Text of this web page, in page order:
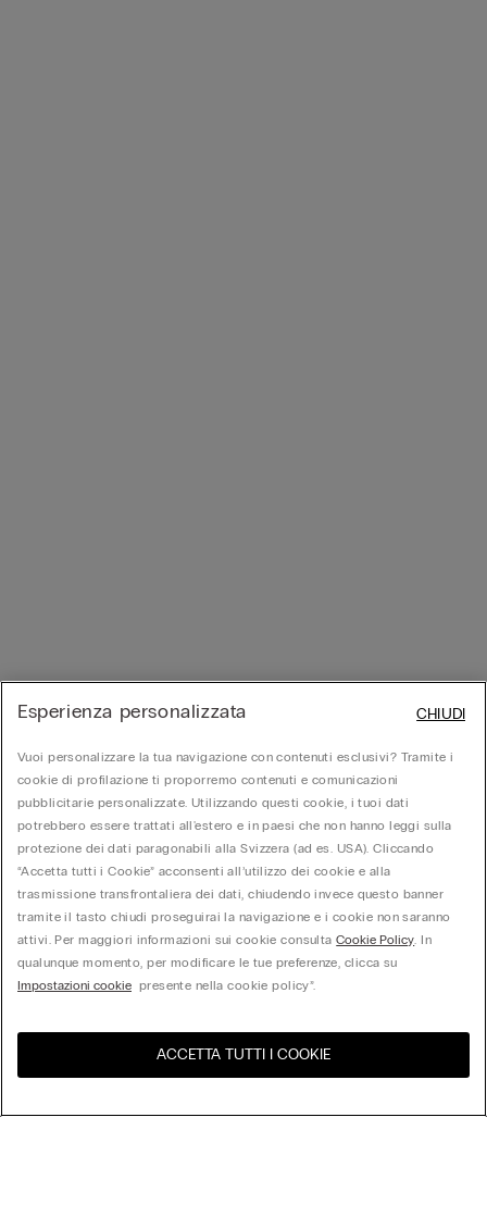
Visita l'e-store del tuo paese United States
Esperienza personalizzata
Vuoi personalizzare la tua navigazione con contenuti esclusivi? Tramite i
cookie di profilazione ti proporremo contenuti e comunicazioni
pubblicitarie personalizzate. Utilizzando questi cookie, i tuoi dati
potrebbero essere trattati all'estero e in paesi che non hanno leggi sulla
protezione dei dati paragonabili alla Svizzera (ad es. USA). Cliccando
“Accetta tutti i Cookie” acconsenti all’utilizzo dei cookie e alla
trasmissione transfrontaliera dei dati, chiudendo invece questo banner
tramite il tasto chiudi proseguirai la navigazione e i cookie non saranno
attivi. Per maggiori informazioni sui cookie consultaCookie Policy. In
qualunque momento, per modificare le tue preferenze, clicca su
Impostazioni cookie presente nella cookie policy”.
ACCETTA TUTTI I COOKIE
CHIUDI